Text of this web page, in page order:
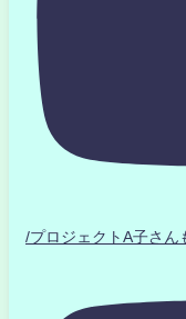
/プロジェクトA子さ